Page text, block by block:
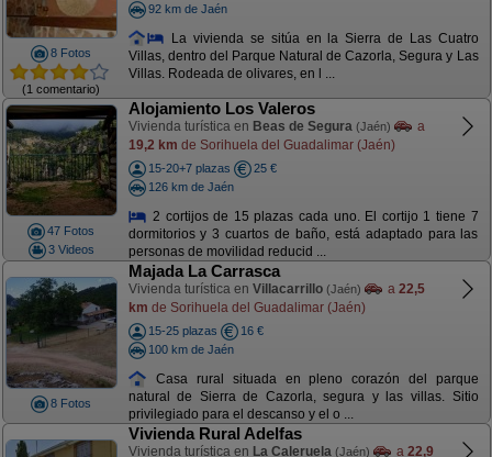
8 Fotos
(1 comentario)
92 km de Jaén
La vivienda se sitúa en la Sierra de Las Cuatro
Villas, dentro del Parque Natural de Cazorla, Segura y Las
Villas. Rodeada de olivares, en l ...
47 Fotos
3 Videos
Alojamiento Los Valeros
Vivienda turística en Beas de Segura (Jaén)
a
19,2 km de Sorihuela del Guadalimar (Jaén)
15-20+7 plazas
25 €
126 km de Jaén
2 cortijos de 15 plazas cada uno. El cortijo 1 tiene 7
dormitorios y 3 cuartos de baño, está adaptado para las
personas de movilidad reducid ...
8 Fotos
Majada La Carrasca
Vivienda turística en Villacarrillo (Jaén) a 22,5
km de Sorihuela del Guadalimar (Jaén)
15-25 plazas
16 €
100 km de Jaén
Casa rural situada en pleno corazón del parque
natural de Sierra de Cazorla, segura y las villas. Sitio
privilegiado para el descanso y el o ...
Vivienda Rural Adelfas
Vivienda turística en La Caleruela (Jaén) a 22,9